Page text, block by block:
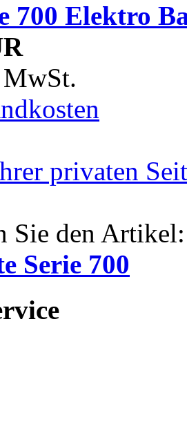
700 Elektro
privaten
Sie den Artikel:
Serie 700